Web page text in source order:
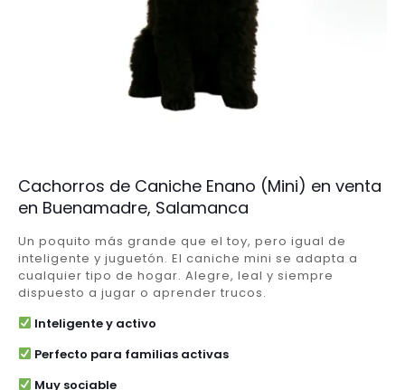
Cachorros de Caniche Enano (Mini) en venta
en Buenamadre, Salamanca
Un poquito más grande que el toy, pero igual de
inteligente y juguetón. El caniche mini se adapta a
cualquier tipo de hogar. Alegre, leal y siempre
dispuesto a jugar o aprender trucos.
Inteligente y activo
Perfecto para familias activas
Muy sociable